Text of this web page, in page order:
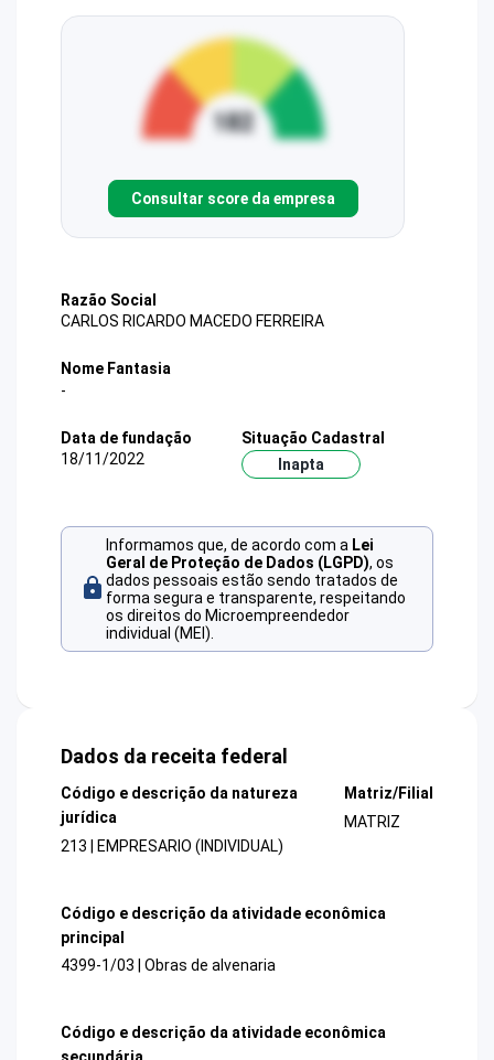
Consultar score da empresa
Razão Social
CARLOS RICARDO MACEDO FERREIRA
Nome Fantasia
-
Data de fundação
18/11/2022
Situação Cadastral
Inapta
Informamos que, de acordo com a Lei
Geral de Proteção de Dados (LGPD), os
dados pessoais estão sendo tratados de
forma segura e transparente, respeitando
os direitos do Microempreendedor
individual (MEI).
Dados da receita federal
Código e descrição da natureza
jurídica
213 | EMPRESARIO (INDIVIDUAL)
Matriz/Filial
MATRIZ
Código e descrição da atividade econômica
principal
4399-1/03 | Obras de alvenaria
Código e descrição da atividade econômica